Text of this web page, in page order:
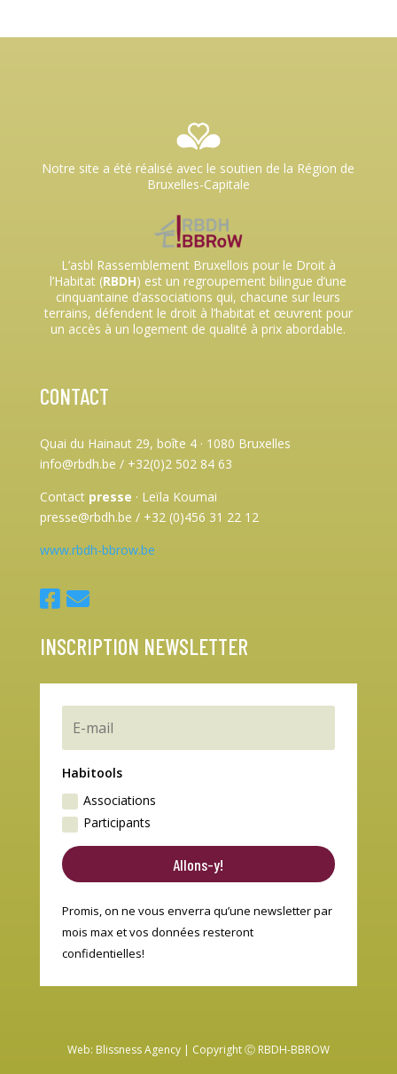
Notre site a été réalisé avec le soutien de la Région de
Bruxelles-Capitale
L’asbl Rassemblement Bruxellois pour le Droit à
l’Habitat (RBDH) est un regroupement bilingue d’une
cinquantaine d’associations qui, chacune sur leurs
terrains, défendent le droit à l’habitat et œuvrent pour
un accès à un logement de qualité à prix abordable.
CONTACT
Quai du Hainaut 29, boîte 4 · 1080 Bruxelles
info@rbdh.be / +32(0)2 502 84 63
Contact presse · Leïla Koumai
presse@rbdh.be / +32 (0)456 31 22 12
www.rbdh-bbrow.be
INSCRIPTION NEWSLETTER
Habitools
Associations
Participants
Allons-y!
Promis, on ne vous enverra qu’une newsletter par
mois max et vos données resteront
confidentielles!
Web: Blissness Agency| Copyright Ⓒ RBDH-BBROW